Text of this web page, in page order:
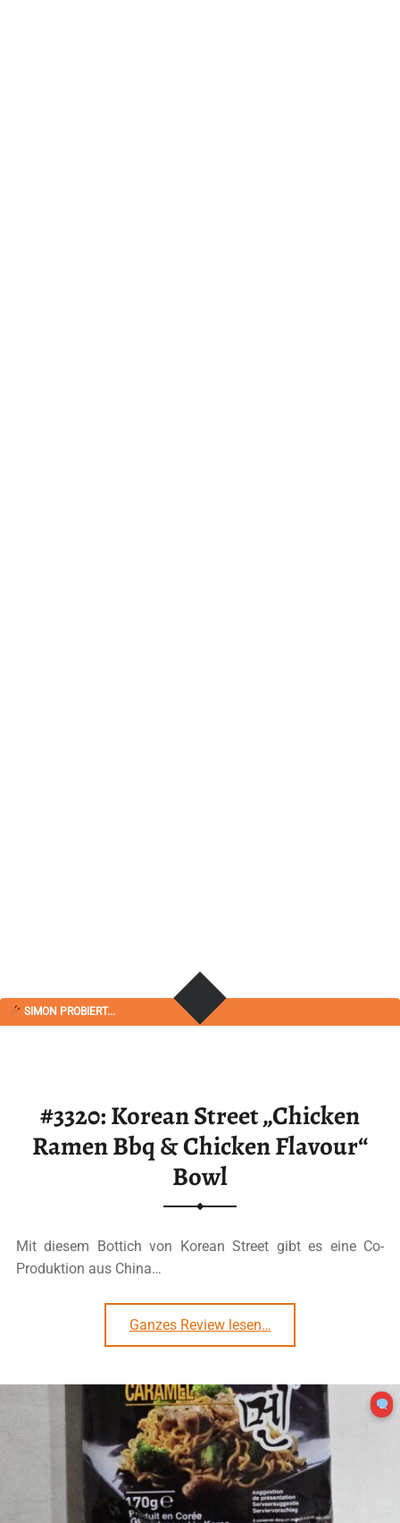
SIMON PROBIERT...
#3320: Korean Street „Chicken
Ramen Bbq & Chicken Flavour“
Bowl
Mit diesem Bottich von Korean Street gibt es eine Co-
Produktion aus China…
Ganzes Review lesen“#3320: Korean Street „Chicken Ramen Bbq & Chicken Flavour“ Bowl”
…
0